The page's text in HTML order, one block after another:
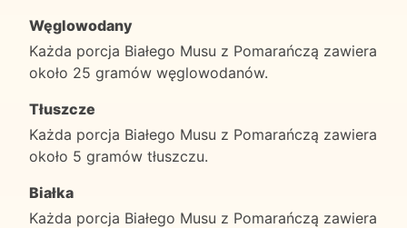
Węglowodany
Każda porcja Białego Musu z Pomarańczą zawiera
około 25 gramów węglowodanów.
Tłuszcze
Każda porcja Białego Musu z Pomarańczą zawiera
około 5 gramów tłuszczu.
Białka
Każda porcja Białego Musu z Pomarańczą zawiera